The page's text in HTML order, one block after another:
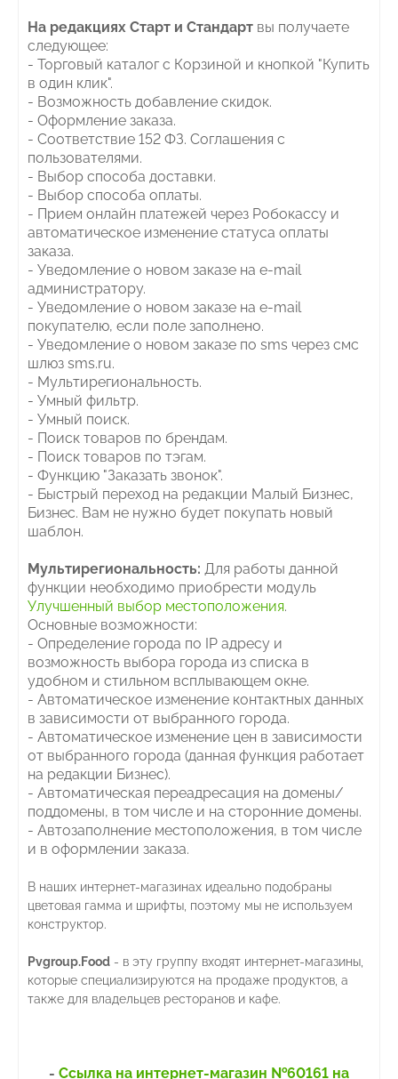
На редакциях Старт и Стандарт вы получаете
следующее:
- Торговый каталог с Корзиной и кнопкой "Купить
в один клик".
- Возможность добавление скидок.
- Оформление заказа.
- Соответствие 152 ФЗ. Соглашения с
пользователями.
- Выбор способа доставки.
- Выбор способа оплаты.
- Прием онлайн платежей через Робокассу и
автоматическое изменение статуса оплаты
заказа.
- Уведомление о новом заказе на e-mail
администратору.
- Уведомление о новом заказе на e-mail
покупателю, если поле заполнено.
- Уведомление о новом заказе по sms через смс
шлюз sms.ru.
- Мультирегиональность.
- Умный фильтр.
- Умный поиск.
- Поиск товаров по брендам.
- Поиск товаров по тэгам.
- Функцию "Заказать звонок".
- Быстрый переход на редакции Малый Бизнес,
Бизнес. Вам не нужно будет покупать новый
шаблон.
Мультирегиональность: Для работы данной
функции необходимо приобрести модуль
Улучшенный выбор местоположения.
Основные возможности:
- Определение города по IP адресу и
возможность выбора города из списка в
удобном и стильном всплывающем окне.
- Автоматическое изменение контактных данных
в зависимости от выбранного города.
- Автоматическое изменение цен в зависимости
от выбранного города (данная функция работает
на редакции Бизнес).
- Автоматическая переадресация на домены/
поддомены, в том числе и на сторонние домены.
- Автозаполнение местоположения, в том числе
и в оформлении заказа.
В наших интернет-магазинах идеально подобраны
цветовая гамма и шрифты, поэтому мы не используем
конструктор.
Pvgroup.Food - в эту группу входят интернет-магазины,
которые специализируются на продаже продуктов, а
также для владельцев ресторанов и кафе.
- Ссылка на интернет-магазин №60161 на